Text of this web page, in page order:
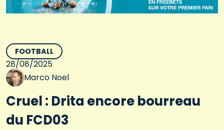
FOOTBALL
28/08/2025
Marco Noel
Cruel : Drita encore bourreau
du FCD03